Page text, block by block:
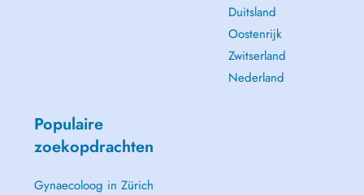
Duitsland
Oostenrijk
Zwitserland
Nederland
Populaire
zoekopdrachten
Gynaecoloog in Zürich